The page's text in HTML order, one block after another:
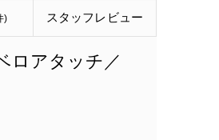
) スタッフ レビュー
ロアタッチ／